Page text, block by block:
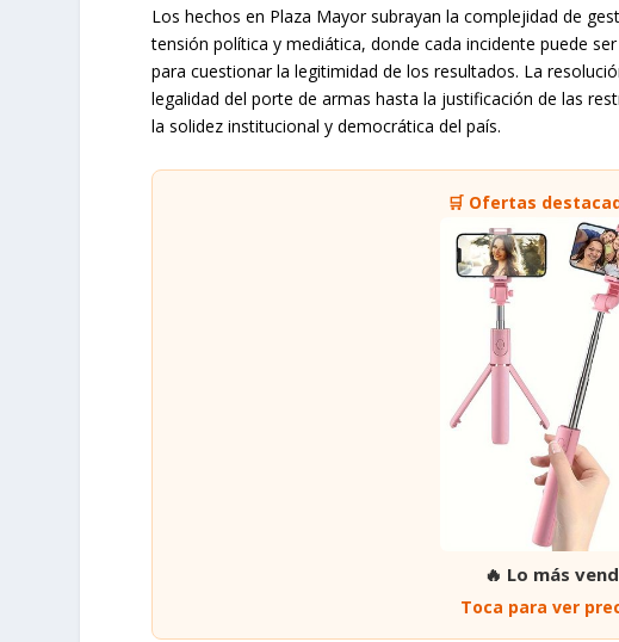
Los hechos en Plaza Mayor subrayan la complejidad de
tensión política y mediática, donde cada incidente puede
para cuestionar la legitimidad de los resultados. La
legalidad del porte de armas hasta la justificación de las
la solidez institucional y democrática del país.
🛒 Ofertas
🔥 Lo más
Toca para ver